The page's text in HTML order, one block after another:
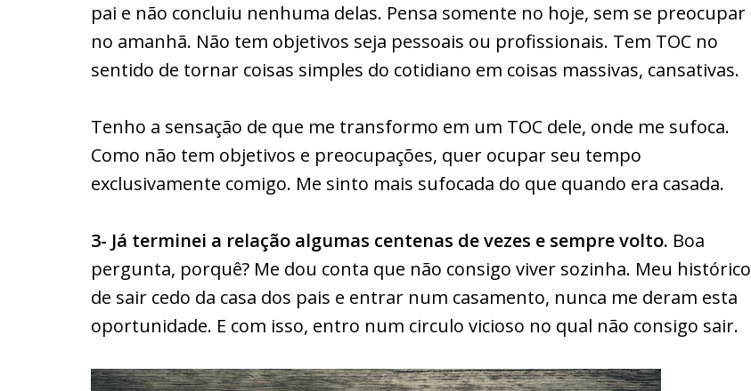
pai e não concluiu nenhuma delas. Pensa somente no hoje, sem se preocupar
no amanhã. Não tem objetivos seja pessoais ou profissionais. Tem TOC no
sentido de tornar coisas simples do cotidiano em coisas massivas, cansativas.
Tenho a sensação de que me transformo em um TOC dele, onde me sufoca.
Como não tem objetivos e preocupações, quer ocupar seu tempo
exclusivamente comigo. Me sinto mais sufocada do que quando era casada.
3- Já terminei a relação algumas centenas de vezes e sempre volto. Boa
pergunta, porquê? Me dou conta que não consigo viver sozinha. Meu histórico
de sair cedo da casa dos pais e entrar num casamento, nunca me deram esta
oportunidade. E com isso, entro num circulo vicioso no qual não consigo sair.